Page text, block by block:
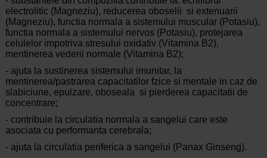
electrolitic (Magneziu), reducerea oboselii si extenuarii
(Magneziu), functia normala a sistemului muscular (Potasiu),
functia normala a sistemului nervos (Potasiu), protejarea
celulelor impotriva stresului oxidativ (Vitamina B2),
mentinerea vederii normale (Vitamina B2);
- ajuta la sustinerea sistemului imunitar, la
mentinerea/pastrarea capacitatilor fzice si mentale in caz de
slabiciune, epuizare, oboseala si pierderea capacitatii de
concentrare;
- contribuie la circulatia normala a sangelui care este
asociata cu performanta cerebrala;
- ajuta la circulatia periferica a sangelui (Panax Ginseng).